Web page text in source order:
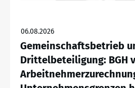
06.08.2026
Gemeinschaftsbetrieb
Drittelbeteiligung: BGH